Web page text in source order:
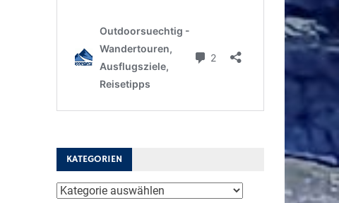
KATEGORIEN
Kategorien